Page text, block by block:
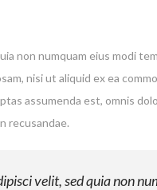
non numquam eius modi
nisi ut aliquid ex ea
assumenda est, omnis
recusandae.
velit, sed quia non